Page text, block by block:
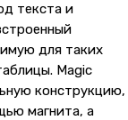
текста и
для таких
Magic
конструкцию,
магнита, а